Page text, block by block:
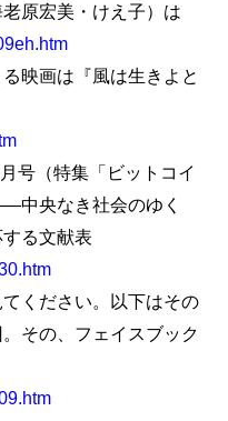
原宏美・けえ子）は
映画は『風は生きよと
号（特集「ビットコイ
中央なき社会のゆく
る文献表
ください。以下はその
その、フェイスブック